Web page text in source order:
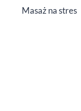
Masaż na stres